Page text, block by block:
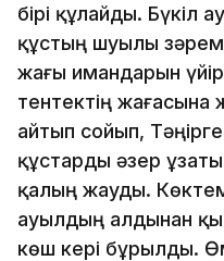
бірі құлайды. Бүкіл
құстың шуылы
жағы имандарын
тентектің
айтып сойып,
құстарды әзер
қалың жауды.
ауылдың алдынан
көш кері бұрылды.